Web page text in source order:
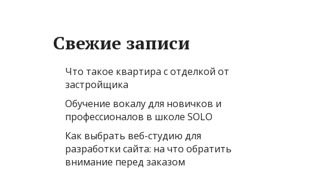
Свежие записи
Что такое квартира с отделкой от
застройщика
Обучение вокалу для новичков и
профессионалов в школе SOLO
Как выбрать веб-студию для
разработки сайта: на что обратить
внимание перед заказом